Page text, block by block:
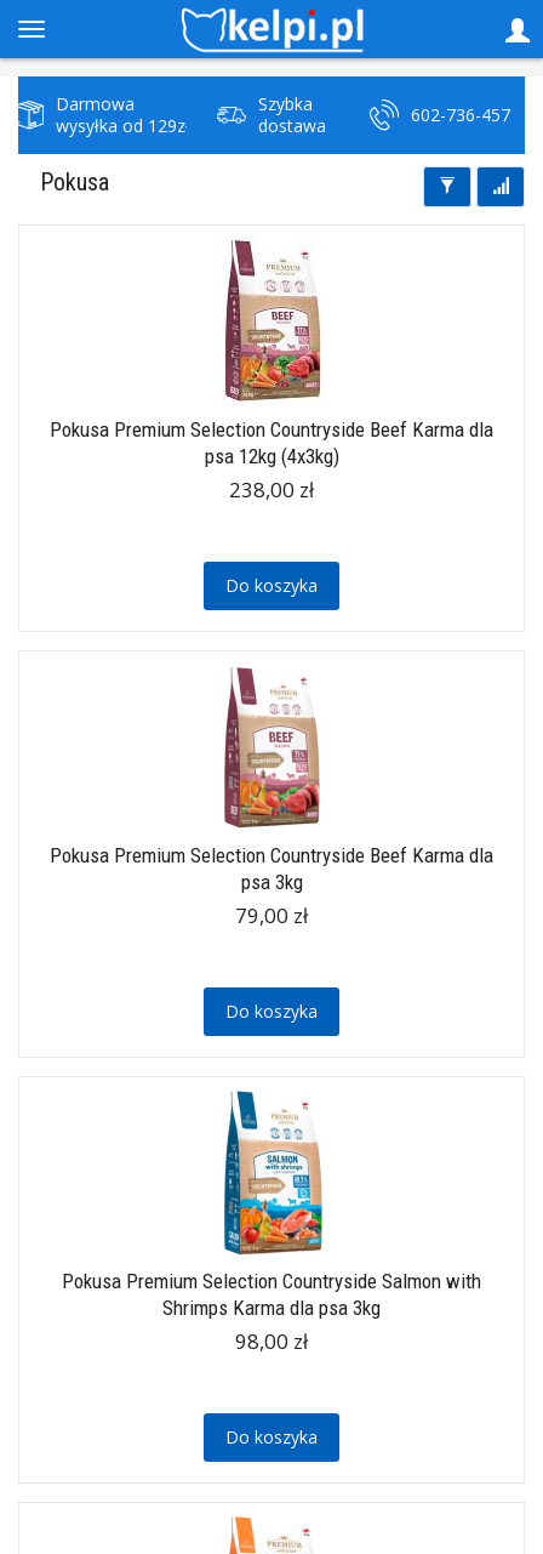
Darmowa
wysyłka od 129zł
Szybka
dostawa
602-736-457
Pokusa
Pokusa Premium Selection Countryside Beef Karma dla
psa 12kg (4x3kg)
238,00 zł
Do koszyka
Pokusa Premium Selection Countryside Beef Karma dla
psa 3kg
79,00 zł
Do koszyka
Pokusa Premium Selection Countryside Salmon with
Shrimps Karma dla psa 3kg
98,00 zł
Do koszyka